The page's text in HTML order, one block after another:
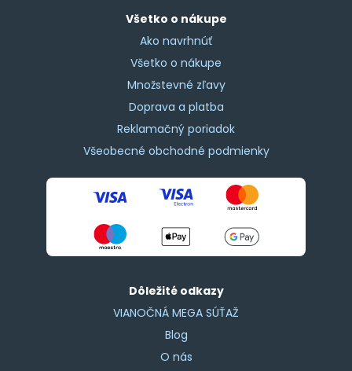
Všetko o nákupe
Ako navrhnúť
Všetko o nákupe
Množstevné zľavy
Doprava a platba
Reklamačný poriadok
Všeobecné obchodné podmienky
Dôležité odkazy
VIANOČNÁ MEGA SÚŤAŽ
Blog
O nás